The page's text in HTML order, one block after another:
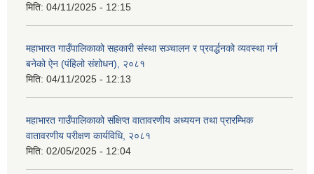
मिति: 04/11/2025 - 12:15
महाभारत गाउँपालिकाको सहकारी संस्था सञ्चालन र प्रवर्द्धनको व्यवस्था गर्न
बनेको ऐन (पंहिलो संशोधन), २०८१
मिति: 04/11/2025 - 12:13
महाभारत गाउँपालिकाको संक्षिप्त वातावरणीय अध्ययन तथा प्रारम्भिक
वातावरणीय परीक्षण कार्यविधि, २०८१
मिति: 02/05/2025 - 12:04